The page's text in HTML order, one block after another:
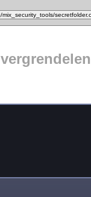
vergrendelen